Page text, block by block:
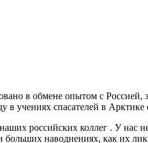
в обмене опытом с
в учениях спасателей в
российских коллег . У нас
больших наводнениях, как их